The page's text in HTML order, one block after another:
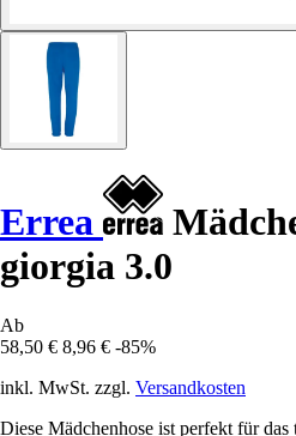
Errea
giorgia 3.0
Ab
58,50 € 8,96 € -85%
inkl. MwSt. zzgl. Versandkosten
Diese Mädchenhose ist perfekt für